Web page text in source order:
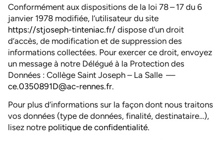
Conformément aux dispositions de la loi 78 – 17 du 6
janvier 1978 modifiée, l’utilisateur du site
https://stjoseph-tinteniac.fr/ dispose d’un droit
d’accès, de modification et de suppression des
informations collectées. Pour exercer ce droit, envoyez
un message à notre Délégué à la Protection des
Données : Collège Saint Joseph – La Salle —
ce.0350891D@ac-rennes.fr.
Pour plus d’informations sur la façon dont nous traitons
vos données (type de données, finalité, destinataire…),
lisez notre politique de confidentialité.